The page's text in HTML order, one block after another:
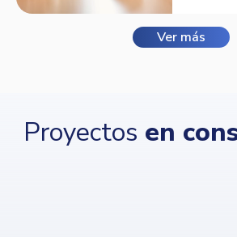
Ver más
Proyectos en